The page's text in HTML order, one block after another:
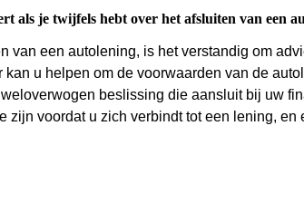
als je twijfels hebt over het afsluiten van een
van een autolening, is het verstandig om
u helpen om de voorwaarden van de
beslissing die aansluit bij uw
zijn voordat u zich verbindt tot een lening,